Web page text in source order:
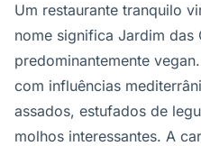
Um restaurante tranquilo
nome significa Jardim das
predominantemente
com influências
assados, estufados de
molhos interessantes. A